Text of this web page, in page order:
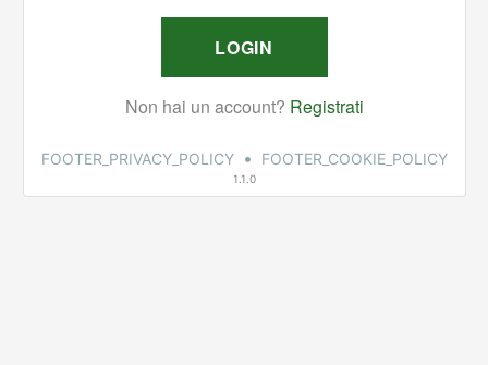
FOOTER_PRIVACY_POLICY • FOOTER_COOKIE_POLICY
1.1.0